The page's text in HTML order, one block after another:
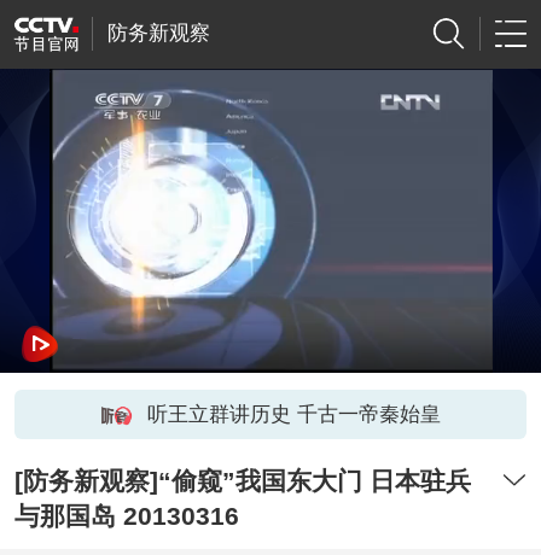
防务新观察
听王立群讲历史 千古一帝秦始皇
[防务新观察]“偷窥”我国东大门 日本驻兵
与那国岛 20130316